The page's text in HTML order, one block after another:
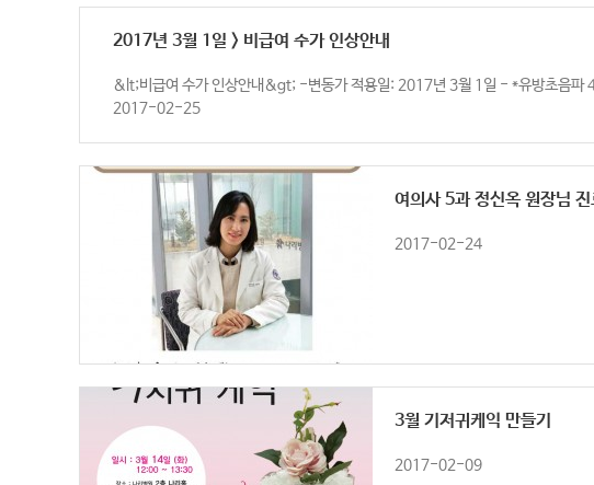
2017년 3월 1일 > 비급여 수가 인상안내
&lt;비급여 수가 인상안내&gt; -변동가 적용일: 2017년 3월 1일 - *유방초
2017-02-25
여의사 5과 정신옥 원장님
2017-02-24
3월 기저귀케익 만들기
2017-02-09